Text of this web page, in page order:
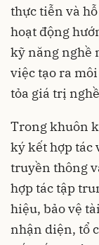
thực tiễn và
hoạt động
kỹ năng nghề
việc tạo ra
tỏa giá trị
Trong khuôn
ký kết hợp tác
truyền thông
hợp tác tập
hiệu, bảo vệ
nhận diện, tổ